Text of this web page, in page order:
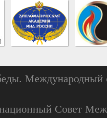
Международный
Совет